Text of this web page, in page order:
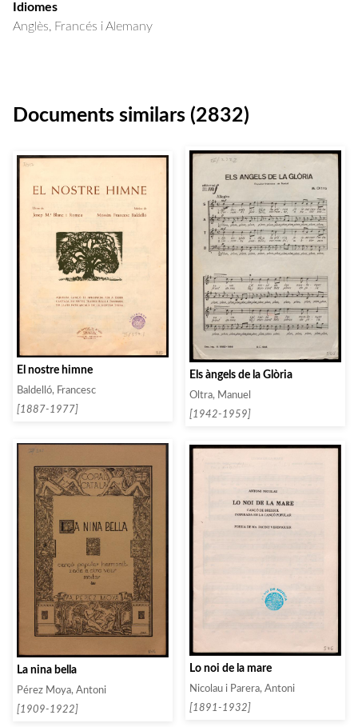
Idiomes
Anglès, Francés i Alemany
Documents similars (2832)
El nostre himne
Baldelló, Francesc
[1887-1977]
Els àngels de la Glòria
Oltra, Manuel
[1942-1959]
La nina bella
Pérez Moya, Antoni
[1909-1922]
Lo noi de la mare
Nicolau i Parera, Antoni
[1891-1932]